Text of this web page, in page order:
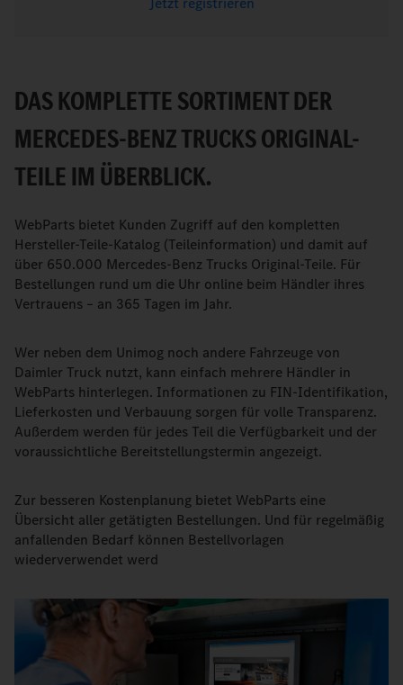
DAS KOMPLETTE SORTIMENT DER
MERCEDES-BENZ TRUCKS ORIGINAL-
TEILE IM ÜBERBLICK.
WebParts bietet Kunden Zugriff auf den kompletten
Hersteller-Teile-Katalog (Teileinformation) und damit auf
über 650.000 Mercedes-Benz Trucks Original-Teile. Für
Bestellungen rund um die Uhr online beim Händler ihres
Vertrauens – an 365 Tagen im Jahr.
Wer neben dem Unimog noch andere Fahrzeuge von
Daimler Truck nutzt, kann einfach mehrere Händler in
WebParts hinterlegen. Informationen zu FIN-Identifikation,
Lieferkosten und Verbauung sorgen für volle Transparenz.
Außerdem werden für jedes Teil die Verfügbarkeit und der
voraussichtliche Bereitstellungstermin angezeigt.
Zur besseren Kostenplanung bietet WebParts eine
Übersicht aller getätigten Bestellungen. Und für regelmäßig
anfallenden Bedarf können Bestellvorlagen
wiederverwendet werd